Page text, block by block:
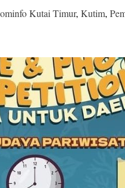
Kutai Timur, Kutim,